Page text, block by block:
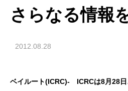
さらなる情報
2012.08.28
ベイルート(ICRC)- ICRCは8月28日